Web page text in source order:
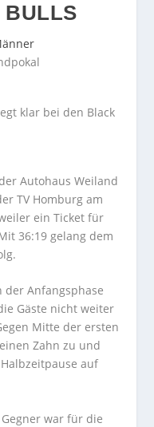
BULLS
Autohaus Weiland
TV Homburg am
ein Ticket für
36:19 gelang dem
der Anfangsphase
Gäste nicht weiter
Mitte der ersten
Zahn zu und
auf
war für die